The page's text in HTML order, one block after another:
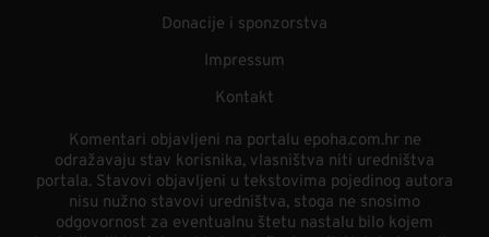
Donacije i sponzorstva
Impressum
Kontakt
Komentari objavljeni na portalu epoha.com.hr ne
odražavaju stav korisnika, vlasništva niti uredništva
portala. Stavovi objavljeni u tekstovima pojedinog autora
nisu nužno stavovi uredništva, stoga ne snosimo
odgovornost za eventualnu štetu nastalu bilo kojem